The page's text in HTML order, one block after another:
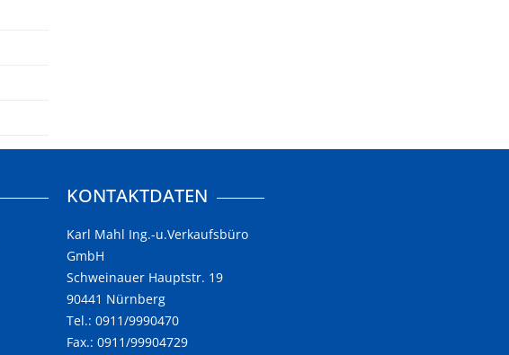
KONTAKTDATEN
Karl Mahl Ing.-u.Verkaufsbüro
GmbH
Schweinauer Hauptstr. 19
90441 Nürnberg
Tel.: 0911/9990470
Fax.: 0911/99904729